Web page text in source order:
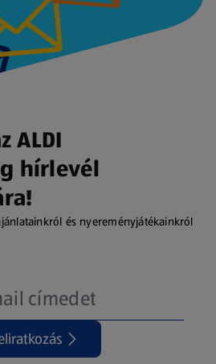
ALDI
hírlevél
és nyereményjátékainkról